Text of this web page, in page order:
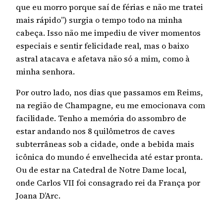
que eu morro porque saí de férias e não me tratei
mais rápido”) surgia o tempo todo na minha
cabeça. Isso não me impediu de viver momentos
especiais e sentir felicidade real, mas o baixo
astral atacava e afetava não só a mim, como à
minha senhora.
Por outro lado, nos dias que passamos em Reims,
na região de Champagne, eu me emocionava com
facilidade. Tenho a memória do assombro de
estar andando nos 8 quilômetros de caves
subterrâneas sob a cidade, onde a bebida mais
icônica do mundo é envelhecida até estar pronta.
Ou de estar na Catedral de Notre Dame local,
onde Carlos VII foi consagrado rei da França por
Joana D’Arc.